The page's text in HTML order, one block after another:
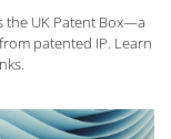
the UK Patent Box—a
patented IP. Learn